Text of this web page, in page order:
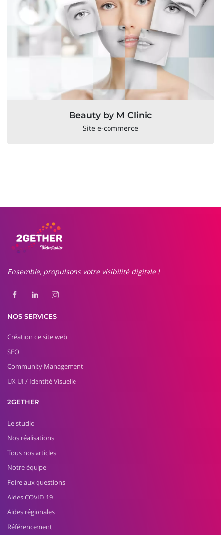
Beauty by M Clinic
Site e-commerce
Ensemble, propulsons votre visibilité digitale !
NOS SERVICES
Création de site web
SEO
Community Management
UX UI / Identité Visuelle
2GETHER
Le studio
Nos réalisations
Tous nos articles
Notre équipe
Foire aux questions
Aides COVID-19
Aides régionales
Référencement